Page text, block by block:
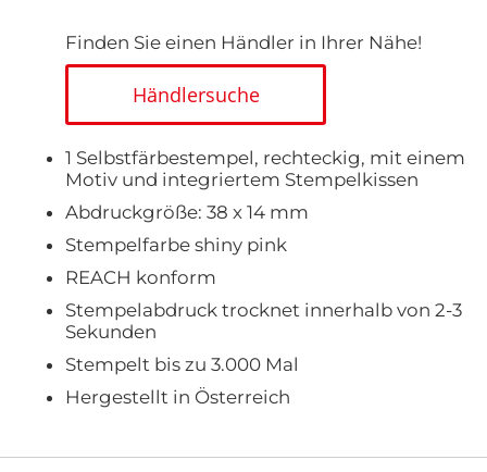
Finden Sie einen Händler in Ihrer Nähe!
Händlersuche
1 Selbstfärbestempel, rechteckig, mit einem
Motiv und integriertem Stempelkissen
Abdruckgröße: 38 x 14 mm
Stempelfarbe shiny pink
REACH konform
Stempelabdruck trocknet innerhalb von 2-3
Sekunden
Stempelt bis zu 3.000 Mal
Hergestellt in Österreich